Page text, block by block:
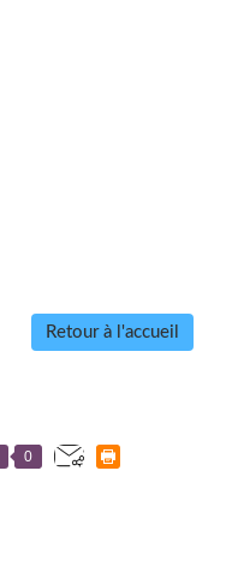
Retour à l'accueil
0